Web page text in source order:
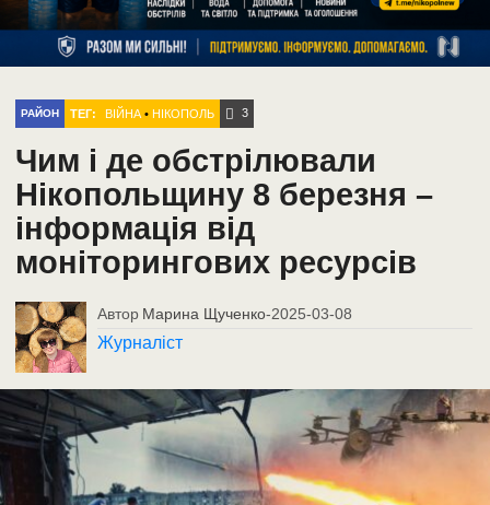
РАЙОН ТЕГ: ВІЙНА •НІКОПОЛЬ 3
Чим і де обстрілювали
Нікопольщину 8 березня –
інформація від
моніторингових ресурсів
Автор Марина Щученко-2025-03-08
Журналіст